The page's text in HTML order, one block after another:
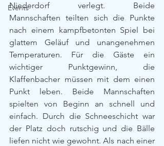
Events
Niederdorf verlegt. Beide
Mannschaften teilten sich die Punkte
nach einem kampfbetonten Spiel bei
glattem Geläuf und unangenehmen
Temperaturen. Für die Gäste ein
wichtiger Punktgewinn, die
Klaffenbacher müssen mit dem einen
Punkt leben. Beide Mannschaften
spielten von Beginn an schnell und
einfach. Durch die Schneeschicht war
der Platz doch rutschig und die Bälle
liefen nicht wie gewohnt. Als nach einer